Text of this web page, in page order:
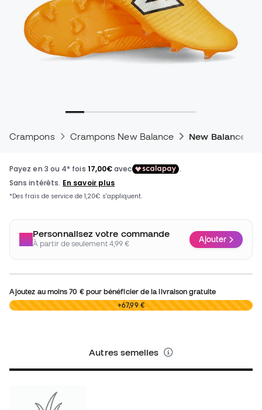
Crampons Crampons New Balance New Balance
Personnalisez votre commande
À partir de seulement 4,99 € Ajouter
Ajoutez au moins70 €pour bénéficier de la livraison gratuite
0,00 € +67,99 €
Autres semelles